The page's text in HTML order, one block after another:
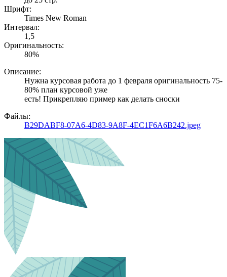
Шрифт:
Times New Roman
Интервал:
1,5
Оригинальность:
80%
Описание:
Нужна курсовая работа до 1 февраля оригинальность 75-
80% план курсовой уже
есть! Прикрепляю пример как делать сноски
Файлы:
B29DABF8-07A6-4D83-9A8F-4EC1F6A6B242.jpeg